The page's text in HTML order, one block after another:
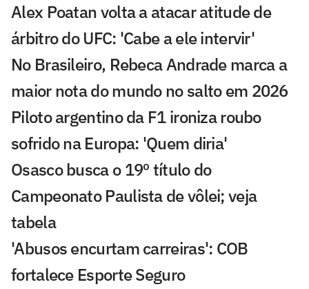
Alex Poatan volta a atacar atitude de
árbitro do UFC: 'Cabe a ele intervir'
No Brasileiro, Rebeca Andrade marca a
maior nota do mundo no salto em 2026
Piloto argentino da F1 ironiza roubo
sofrido na Europa: 'Quem diria'
Osasco busca o 19º título do
Campeonato Paulista de vôlei; veja
tabela
'Abusos encurtam carreiras': COB
fortalece Esporte Seguro